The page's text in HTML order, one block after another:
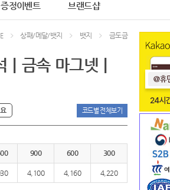
증정이벤트 브랜드샵
상패/메달/뱃지 뱃지 금도금
금속 마그넷｜
코드별 전체보기
900 600 300
4,100 4,160 4,220